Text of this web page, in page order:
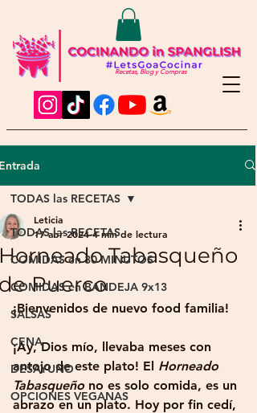
Recetas, Blog y Compras
TODAS las RECETAS
COMIDAS en 30 MINUTOS
COMIDAS en BANDEJA 9x13
SALSAS
CENA
DESAYUNO
OPCIONES VEGANAS
TODAS las RECETAS
Tabasqueño
Puerco
Leticia
17 abr 2024 4 min de lectura
¡Bienvenidos de nuevo food familia!
¡Ay, Dios mío, llevaba meses con
antojo de este plato! El Horneado
Tabasqueño no es solo comida, es un
abrazo en un plato. Hoy por fin cedí,